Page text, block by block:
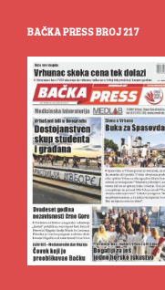
BAČKA PRESS BROJ 217